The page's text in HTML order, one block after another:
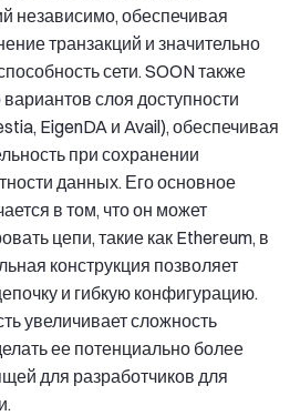
независимо, обеспечивая
транзакций и значительно
сети. SOON также
слоя доступности
EigenDA и Avail), обеспечивая
при сохранении
данных. Его основное
в том, что он может
цепи, такие как Ethereum, в
конструкция позволяет
и гибкую конфигурацию.
увеличивает сложность
ее потенциально более
для разработчиков для